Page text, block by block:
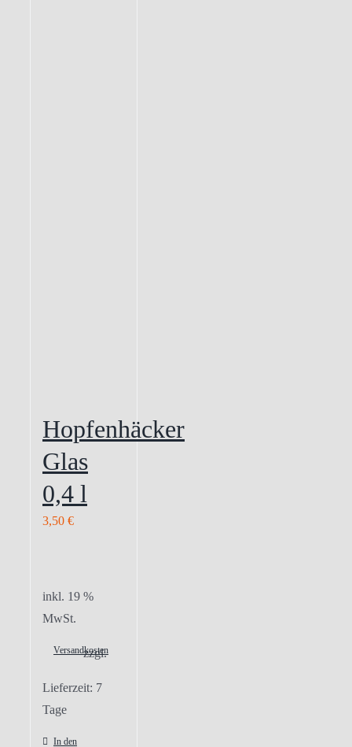
Hopfenhäcker
Glas
0,4 l
3,50 €
inkl. 19 %
MwSt.
zzgl.
Versandkosten
Lieferzeit: 7
Tage
In den